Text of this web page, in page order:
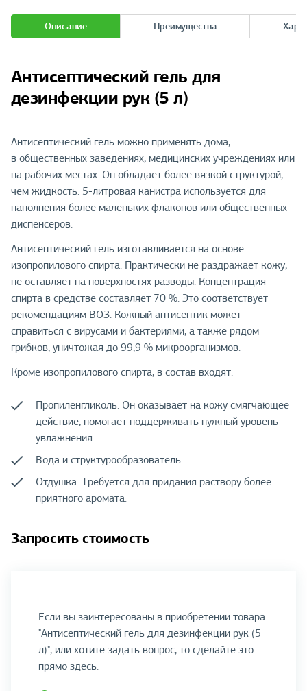
Описание Преимущества
Антисептический гель для
дезинфекции рук (5 л)
Антисептический гель можно применять дома,
в общественных заведениях, медицинских учреждениях или
на рабочих местах. Он обладает более вязкой структурой,
чем жидкость. 5-литровая канистра используется для
наполнения более маленьких флаконов или общественных
диспенсеров.
Антисептический гель изготавливается на основе
изопропилового спирта. Практически не раздражает кожу,
не оставляет на поверхностях разводы. Концентрация
спирта в средстве составляет 70 %. Это соответствует
рекомендациям ВОЗ. Кожный антисептик может
справиться с вирусами и бактериями, а также рядом
грибков, уничтожая до 99,9 % микроорганизмов.
Кроме изопропилового спирта, в состав входят:
Пропиленгликоль. Он оказывает на кожу смягчающее
действие, помогает поддерживать нужный уровень
увлажнения.
Вода и структурообразователь.
Отдушка. Требуется для придания раствору более
приятного аромата.
Запросить стоимость
Если вы заинтересованы в приобретении товара
"Антисептический гель для дезинфекции рук (5
л)", или хотите задать вопрос, то сделайте это
прямо здесь: